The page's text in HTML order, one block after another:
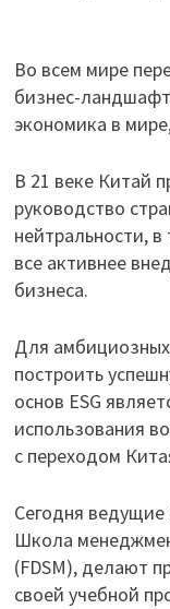
Во всем мире
бизнес-
экономика в
В 21 веке Китай
руководство
нейтральности,
все активнее
бизнеса.
Для
построить
основ ESG
использования
с переходом
Сегодня
Школа
(FDSM), делают
своей учебной